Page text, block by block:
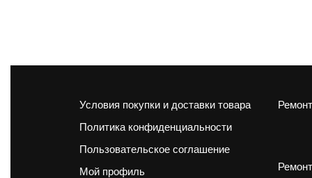
Условия покупки и доставки товара
Политика конфиденциальности
Пользовательское соглашение
Мой профиль